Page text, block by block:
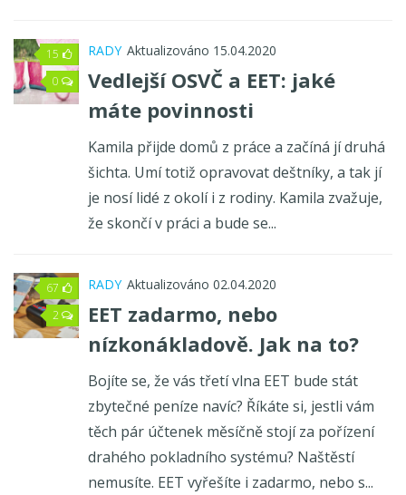
15
0
RADY Aktualizováno 15.04.2020
Vedlejší OSVČ a EET: jaké
máte povinnosti
Kamila přijde domů z práce a začíná jí druhá
šichta. Umí totiž opravovat deštníky, a tak jí
je nosí lidé z okolí i z rodiny. Kamila zvažuje,
že skončí v práci a bude se...
67
2
RADY Aktualizováno 02.04.2020
EET zadarmo, nebo
nízkonákladově. Jak na to?
Bojíte se, že vás třetí vlna EET bude stát
zbytečné peníze navíc? Říkáte si, jestli vám
těch pár účtenek měsíčně stojí za pořízení
drahého pokladního systému? Naštěstí
nemusíte. EET vyřešíte i zadarmo, nebo s...